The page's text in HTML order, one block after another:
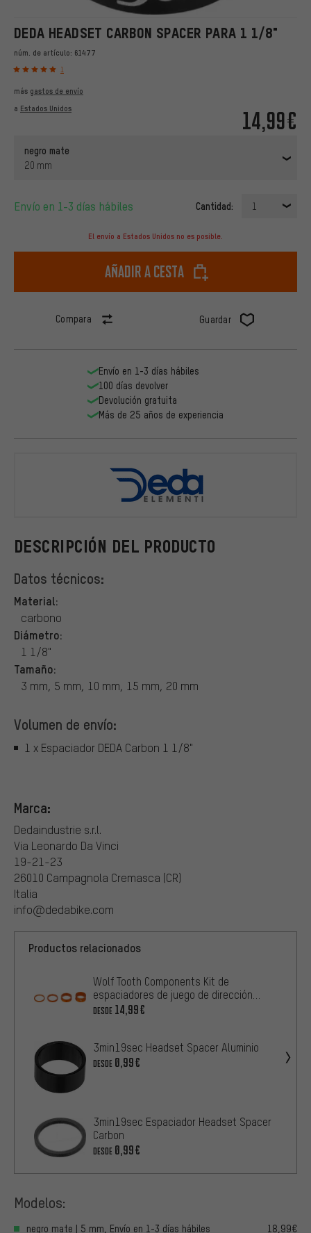
DEDA HEADSET CARBON SPACER PARA 1 1/8"
núm. de artículo: 61477
1
14,99€
más gastos de envío
a Estados Unidos
negro mate
20 mm
Envío en 1-3 días hábiles Cantidad: 1
El envío a Estados Unidos no es posible.
Añadir a cesta
Compara Guardar
DESCRIPCIÓN DEL PRODUCTO
Datos técnicos:
Material:
carbono
Diámetro:
1 1/8"
Tamaño:
3 mm, 5 mm, 10 mm, 15 mm, 20 mm
Volumen de envío:
1 x Espaciador DEDA Carbon 1 1/8"
Marca:
Dedaindustrie s.r.l.
Via Leonardo Da Vinci
19-21-23
26010 Campagnola Cremasca (CR)
Italia
info@dedabike.com
Productos relacionados
Wolf Tooth Components Kit de
espaciadores de juego de dirección
Precision Headset
DESDE 14,99€
3min19sec Headset Spacer Aluminio
DESDE 0,99€
3min19sec Espaciador Headset Spacer
Carbon
DESDE 0,99€
Envío en 1-3 días hábiles
100 días devolver
Devolución gratuita
Más de 25 años de experiencia
Modelos:
negro mate | 5 mm, Envío en 1-3 días hábiles
18,99€